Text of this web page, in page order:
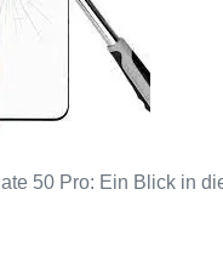
50 Pro: Ein Blick in